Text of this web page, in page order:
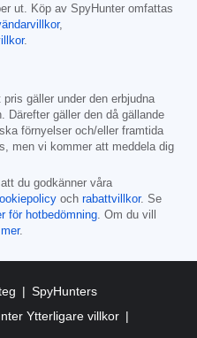
ut. Köp av SpyHunter omfattas
,
.
gäller under den erbjudna
Därefter gäller den då gällande
förnyelser och/eller framtida
men vi kommer att meddela dig
du godkänner våra
och rabattvillkor. Se
för hotbedömning. Om du vill
.
SpyHunters
Ytterligare villkor